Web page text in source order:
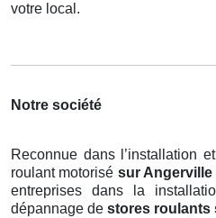
votre local.
Notre société
Reconnue dans l’installation
roulant motorisé sur Angerville
entreprises dans la
dépannage de stores roulants